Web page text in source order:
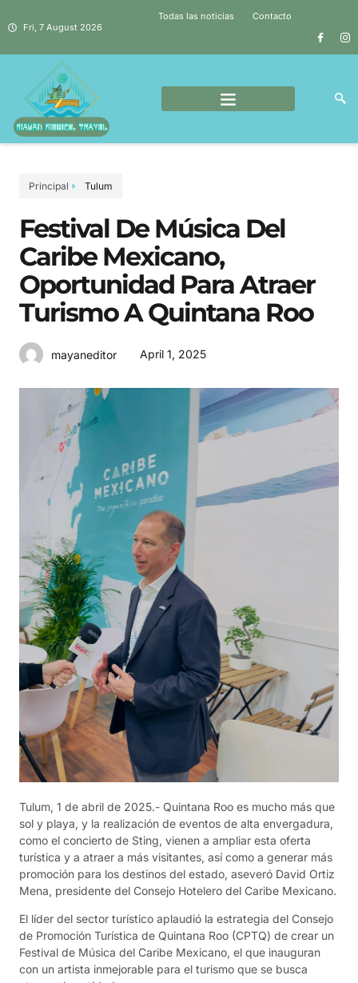
Fri, 7 August 2026
Todas las noticias Contacto
Principal Tulum
Festival De Música Del
Caribe Mexicano,
Oportunidad Para Atraer
Turismo A Quintana Roo
mayaneditor April 1, 2025
Tulum, 1 de abril de 2025.- Quintana Roo es mucho más que
sol y playa, y la realización de eventos de alta envergadura,
como el concierto de Sting, vienen a ampliar esta oferta
turística y a atraer a más visitantes, así como a generar más
promoción para los destinos del estado, aseveró David Ortiz
Mena, presidente del Consejo Hotelero del Caribe Mexicano.
El líder del sector turístico aplaudió la estrategia del Consejo
de Promoción Turística de Quintana Roo (CPTQ) de crear un
Festival de Música del Caribe Mexicano, el que inauguran
con un artista inmejorable para el turismo que se busca